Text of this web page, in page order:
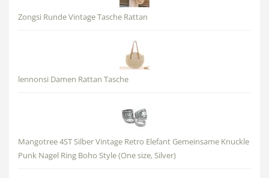
Zongsi Runde Vintage Tasche Rattan
lennonsi Damen Rattan Tasche
Mangotree 4ST Silber Vintage Retro Elefant Gemeinsame Knuckle
Punk Nagel Ring Boho Style (One size, Silver)